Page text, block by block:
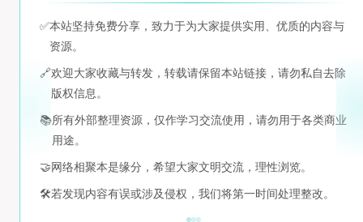
✅本站坚持免费分享，致力于为大家提供实用、优质的内容与
资源。
🔗欢迎大家收藏与转发，转载请保留本站链接，请勿私自去除
版权信息。
📚所有外部整理资源，仅作学习交流使用，请勿用于各类商业
用途。
🤝 网络相聚本是缘分，希望大家文明交流，理性浏览。
🛠️若发现内容有误或涉及侵权，我们将第一时间处理整改。